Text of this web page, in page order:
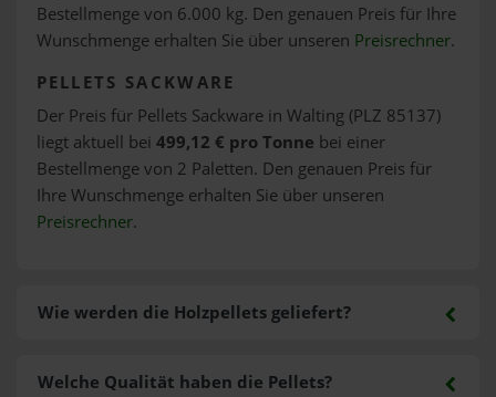
Bestellmenge von 6.000 kg. Den genauen Preis für Ihre
Wunschmenge erhalten Sie über unseren Preisrechner.
PELLETS SACKWARE
Der Preis für Pellets Sackware in Walting (PLZ 85137)
liegt aktuell bei 499,12 € pro Tonne bei einer
Bestellmenge von 2 Paletten. Den genauen Preis für
Ihre Wunschmenge erhalten Sie über unseren
Preisrechner.
Wie werden die Holzpellets geliefert?
Welche Qualität haben die Pellets?